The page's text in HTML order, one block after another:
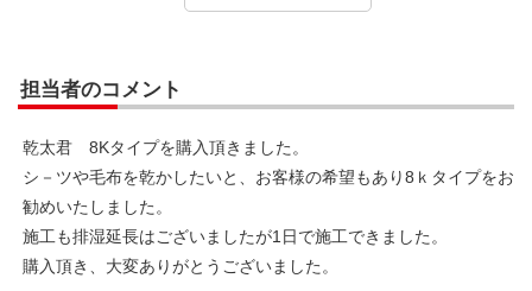
担当者のコメント
乾太君 8Kタイプを購入頂きました。
シ－ツや毛布を乾かしたいと、お客様の希望もあり8ｋタイプをお
勧めいたしました。
施工も排湿延長はございましたが1日で施工できました。
購入頂き、大変ありがとうございました。